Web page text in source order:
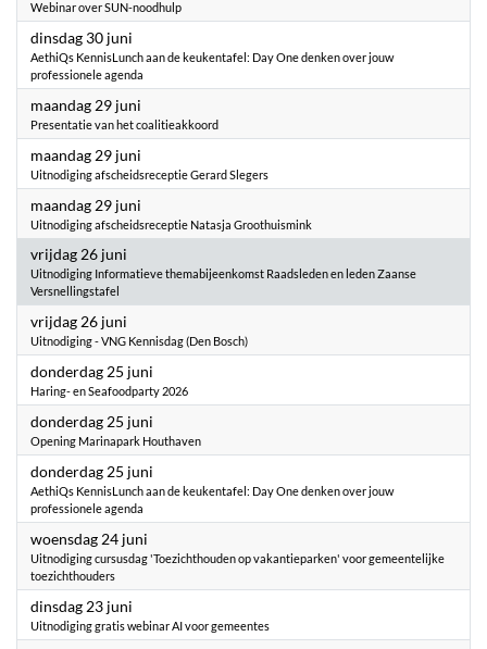
Webinar over SUN-noodhulp
dinsdag 30 juni
AethiQs KennisLunch aan de keukentafel: Day One denken over jouw
professionele agenda
maandag 29 juni
Presentatie van het coalitieakkoord
maandag 29 juni
Uitnodiging afscheidsreceptie Gerard Slegers
maandag 29 juni
Uitnodiging afscheidsreceptie Natasja Groothuismink
vrijdag 26 juni
Uitnodiging Informatieve themabijeenkomst Raadsleden en leden Zaanse
Versnellingstafel
vrijdag 26 juni
Uitnodiging - VNG Kennisdag (Den Bosch)
donderdag 25 juni
Haring- en Seafoodparty 2026
donderdag 25 juni
Opening Marinapark Houthaven
donderdag 25 juni
AethiQs KennisLunch aan de keukentafel: Day One denken over jouw
professionele agenda
woensdag 24 juni
Uitnodiging cursusdag 'Toezichthouden op vakantieparken' voor gemeentelijke
toezichthouders
dinsdag 23 juni
Uitnodiging gratis webinar AI voor gemeentes